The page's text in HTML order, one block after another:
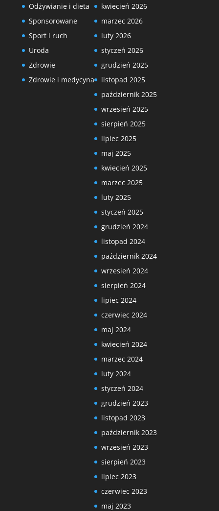
Odżywianie i dieta
Sponsorowane
Sport i ruch
Uroda
Zdrowie
Zdrowie i medycyna
kwiecień 2026
marzec 2026
luty 2026
styczeń 2026
grudzień 2025
listopad 2025
październik 2025
wrzesień 2025
sierpień 2025
lipiec 2025
maj 2025
kwiecień 2025
marzec 2025
luty 2025
styczeń 2025
grudzień 2024
listopad 2024
październik 2024
wrzesień 2024
sierpień 2024
lipiec 2024
czerwiec 2024
maj 2024
kwiecień 2024
marzec 2024
luty 2024
styczeń 2024
grudzień 2023
listopad 2023
październik 2023
wrzesień 2023
sierpień 2023
lipiec 2023
czerwiec 2023
maj 2023